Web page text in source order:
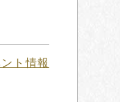
ト情報